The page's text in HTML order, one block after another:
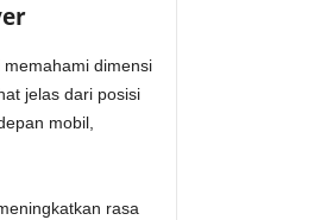
dimensi
jelas dari posisi
mobil,
rasa